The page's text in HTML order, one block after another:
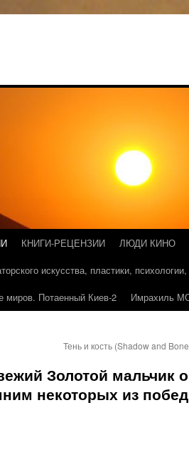
КНИГИ-РЕЦЕНЗИИ ЛЮДИ КИНО
искусства, пластики,
миров. Потаенный Киев-2 Имрахиль
Тень и кость (Shadow and
Золотой мальчик
некоторых из